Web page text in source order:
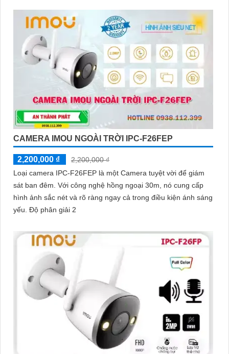
CAMERA IMOU NGOÀI TRỜI IPC-F26FEP
2,200,000 ₫
2,200,000 ₫
Loại camera IPC-F26FEP là một Camera tuyệt vời để giám
sát ban đêm. Với công nghệ hồng ngoại 30m, nó cung cấp
hình ảnh sắc nét và rõ ràng ngay cả trong điều kiện ánh sáng
yếu. Độ phân giải 2